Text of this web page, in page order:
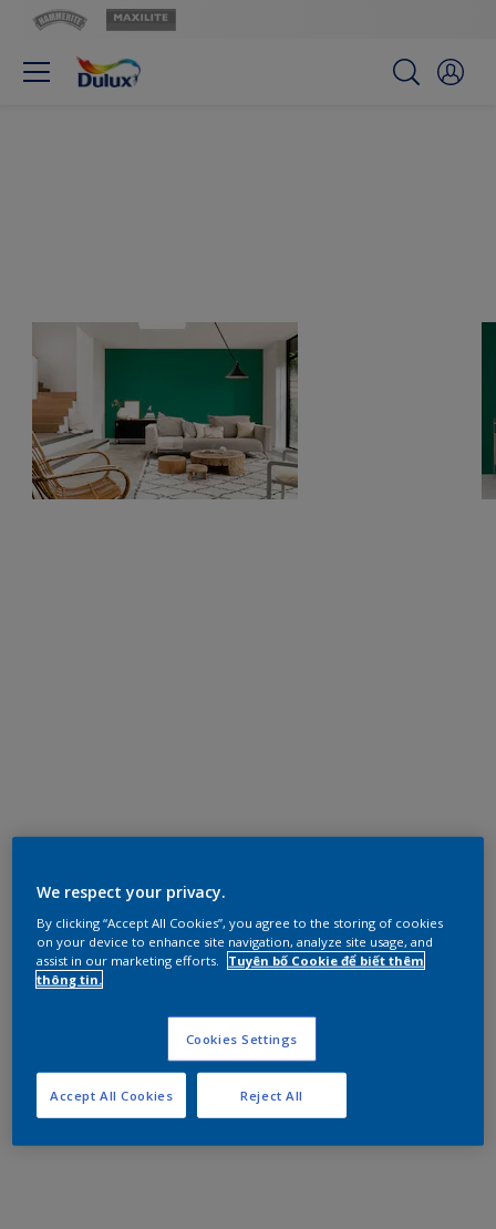
We respect your privacy.
By clicking “Accept All Cookies”, you agree to the storing of cookies
on your device to enhance site navigation, analyze site usage, and
assist in our marketing efforts.
Tuyên bố Cookie để biết thêm
thông tin.
Cookies Settings
Reject All
Accept All Cookies